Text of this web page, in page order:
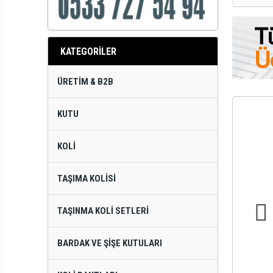
KATEGORİLER
ÜRETIM & B2B
KUTU
KOLI
TAŞIMA KOLISI
TAŞINMA KOLI SETLERI
BARDAK VE ŞIŞE KUTULARI